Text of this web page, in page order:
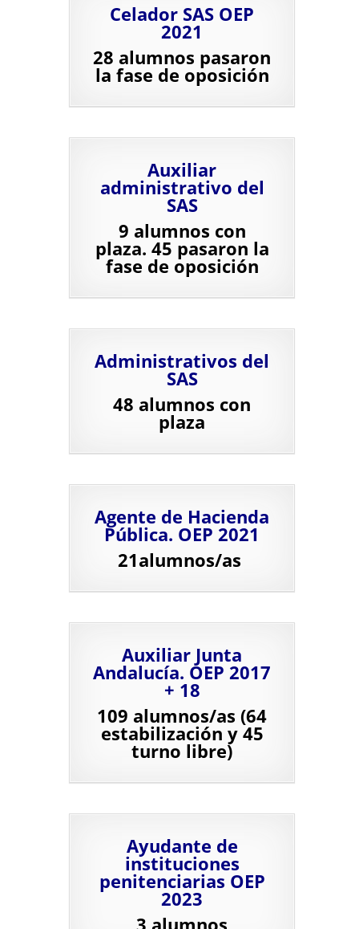
Celador SAS OEP
2021
28 alumnos pasaron
la fase de oposición
Auxiliar
administrativo del
SAS
9 alumnos con
plaza. 45 pasaron la
fase de oposición
Administrativos del
SAS
48 alumnos con
plaza
Agente de Hacienda
Pública. OEP 2021
21alumnos/as
Auxiliar Junta
Andalucía. OEP 2017
+ 18
109 alumnos/as (64
estabilización y 45
turno libre)
Ayudante de
instituciones
penitenciarias OEP
2023
3 alumnos